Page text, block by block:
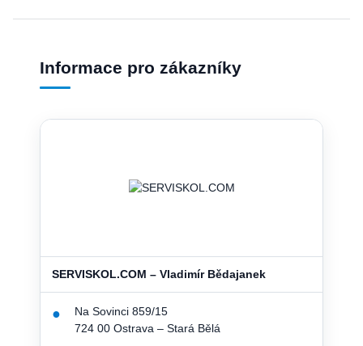
Informace pro zákazníky
SERVISKOL.COM – Vladimír Bědajanek
●
Na Sovinci 859/15
724 00 Ostrava – Stará Bělá